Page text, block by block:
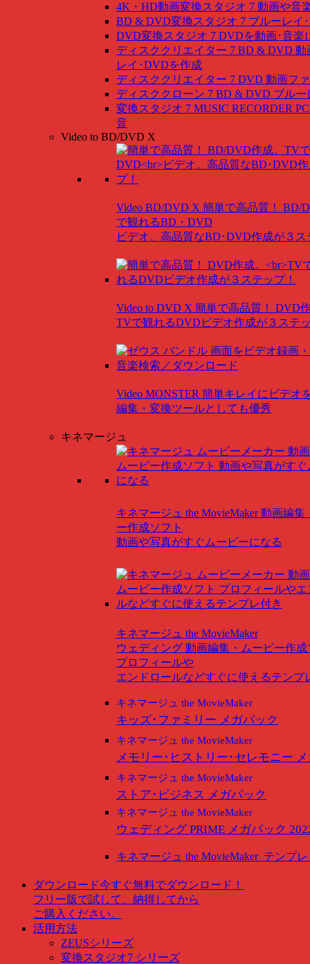
4K・HD動画変換スタジオ 7 動画や音
BD & DVD変換スタジオ 7 ブルーレイ
DVD変換スタジオ 7 DVDを動画･音楽
ディスククリエイター 7 BD & DVD 動
レイ･DVDを作成
ディスククリエイター 7 DVD 動画フ
ディスククローン 7 BD & DVD ブルー
変換スタジオ 7 MUSIC RECORDER
音
Video to BD/DVD X
Video BD/DVD X 簡単で高品質！ BD/
で観れるBD・DVD
ビデオ。高品質なBD･DVD作成が３ス
Video to DVD X 簡単で高品質！ DVD
TVで観れるDVDビデオ作成が３ステ
Video MONSTER 簡単キレイにビデオ
編集・変換ツールとしても優秀
キネマージュ
キネマージュ the MovieMaker 動画編集
ー作成ソフト
動画や写真がすぐムービーになる
キネマージュ the MovieMaker
ウェディング 動画編集・ムービー作成
プロフィールや
エンドロールなどすぐに使えるテンプ
キネマージュ the MovieMaker
キッズ･ファミリー メガパック
キネマージュ the MovieMaker
メモリー･ヒストリー･セレモニー
キネマージュ the MovieMaker
ストア･ビジネス メガパック
キネマージュ the MovieMaker
ウェディング PRIME メガパック
キネマージュ the MovieMakerテンプ
ダウンロード今すぐ無料でダウンロード！
フリー版で試して、納得してから
ご購入ください。
活用方法
ZEUSシリーズ
変換スタジオ7 シリーズ